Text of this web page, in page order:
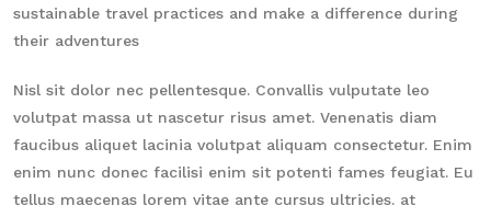
sustainable travel practices and make a difference during
their adventures
Nisl sit dolor nec pellentesque. Convallis vulputate leo
volutpat massa ut nascetur risus amet. Venenatis diam
faucibus aliquet lacinia volutpat aliquam consectetur. Enim
enim nunc donec facilisi enim sit potenti fames feugiat. Eu
tellus maecenas lorem vitae ante cursus ultricies. at